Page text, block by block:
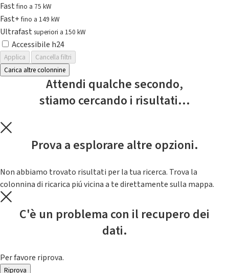
Fastfino a 75 kW
Fast+fino a 149 kW
Ultrafast superiori a 150 kW
Accessibile h24
Applica
Cancella filtri
Carica altre colonnine
Attendi qualche secondo,
stiamo cercando i risultati...
Prova a esplorare altre opzioni.
Non abbiamo trovato risultati per la tua ricerca. Trova la
colonnina di ricarica piú vicina a te direttamente sulla mappa.
C'è un problema con il recupero dei
dati.
Per favore riprova.
Riprova